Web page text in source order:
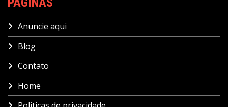
Anuncie aqui
Blog
Contato
Home